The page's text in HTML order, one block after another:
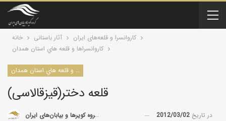
خانه آثار باستانی
کاروانسرا و قلعه‌های ایران
كاروانسراها و قلعه هاي استان همدان
كاروانسراها و قلعه هاي استان همدان
قلعه دختر(قیزقالاسی)
توسط گروه کویرها و بیابان‌های ایران در تاریخ 2012/03/02